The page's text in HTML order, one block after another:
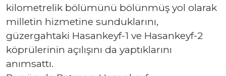
kilometrelik bölümünü bölünmüş yol olarak
milletin hizmetine sunduklarını,
güzergahtaki Hasankeyf-1 ve Hasankeyf-2
köprülerinin açılışını da yaptıklarını
anımsattı.